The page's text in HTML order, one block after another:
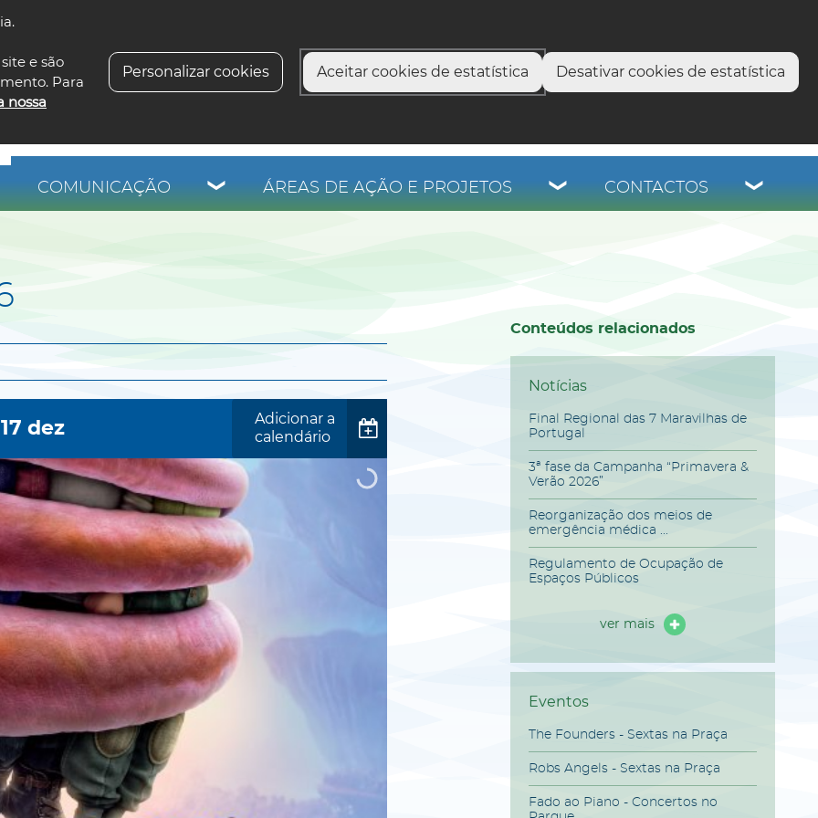
e são
Para
nossa
Personalizar cookies Aceitar cookies de estatística Desativar cookies de estatística
COMUNICAÇÃO ÁREAS DE AÇÃO E PROJETOS CONTACTOS
17 dez
Adicionar a
calendário
Conteúdos relacionados
Notícias
Final Regional das 7 Maravilhas de
Portugal
3ª fase da Campanha “Primavera &
Verão 2026”
Reorganização dos meios de
emergência médica ...
Regulamento de Ocupação de
Espaços Públicos
ver mais
Eventos
The Founders - Sextas na Praça
Robs Angels - Sextas na Praça
Fado ao Piano - Concertos no